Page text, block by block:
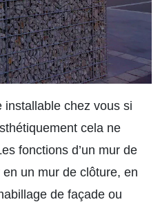
installable chez vous si
cela ne
fonctions d’un mur de
un mur de clôture, en
de façade ou